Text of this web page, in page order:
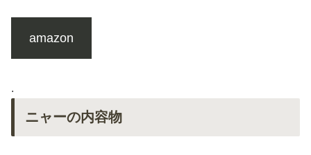
amazon
.
ニャーの内容物